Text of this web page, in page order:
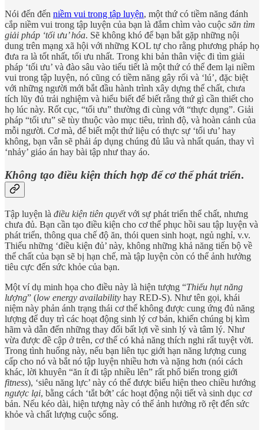
Nói đến đến niềm vui trong tập luyện, một thứ có tiềm năng đánh
cắp niềm vui trong tập luyện của bạn là đắm chìm vào cuộc săn tìm
giải pháp ‘tối ưu’ hóa. Sẽ không khó để bạn bắt gặp những nội
dung trên mạng xã hội với những KOL tự cho rằng phương pháp họ
đưa ra là tốt nhất, tối ưu nhất. Trong khi bản thân việc đi tìm giải
pháp ‘tối ưu’ và đào sâu vào tiểu tiết là một thứ có thể đem lại niềm
vui trong tập luyện, nó cũng có tiềm năng gây rối và ‘lú’, đặc biệt
với những người mới bắt đầu hành trình xây dựng thể chất, chưa
tích lũy đủ trải nghiệm và hiểu biết để biết rằng thứ gì cần thiết cho
họ lúc này. Rốt cục, “tối ưu” thường đi cùng với “thực dụng”. Giải
pháp “tối ưu” sẽ tùy thuộc vào mục tiêu, trình độ, và hoàn cảnh của
mỗi người. Cơ mà, để biết một thứ liệu có thực sự ‘tối ưu’ hay
không, bạn vẫn sẽ phải áp dụng chúng đủ lâu và nhất quán, thay vì
‘nhảy’ giáo án hay bài tập như thay áo.
Không tạo điều kiện thích hợp để cơ thể phát triển.
Tập luyện là điều kiện tiên quyếtvới sự phát triển thể chất, nhưng
chưa đủ. Bạn cần tạo điều kiện cho cơ thể phục hồi sau tập luyện và
phát triển, thông qua chế độ ăn, thói quen sinh hoạt, ngủ nghỉ, v.v.
Thiếu những ‘điều kiện đủ’ này, không những khả năng tiến bộ về
thể chất của bạn sẽ bị hạn chế, mà tập luyện còn có thể ảnh hưởng
tiêu cực đến sức khỏe của bạn.
Một ví dụ minh họa cho điều này là hiện tượng “Thiếu hụt năng
lượng” (low energy availability hay RED-S). Như tên gọi, khái
niệm này phản ánh trạng thái cơ thể không được cung ứng đủ năng
lượng để duy trì các hoạt động sinh lý cơ bản, khiến chúng bị kìm
hãm và dẫn đến những thay đổi bất lợi về sinh lý và tâm lý. Như
vừa được đề cập ở trên, cơ thể có khả năng thích nghi rất tuyệt vời.
Trong tình huống này, nếu bạn liên tục giới hạn năng lượng cung
cấp cho nó và bắt nó tập luyện nhiều hơn và nặng hơn (nói cách
khác, lời khuyên “ăn ít đi tập nhiều lên” rất phổ biến trong giới
fitness), ‘siêu năng lực’ này có thể được biểu hiện theo chiều hướng
ngược lại, bằng cách ‘tắt bớt’ các hoạt động nội tiết và sinh dục cơ
bản. Nếu kéo dài, hiện tượng này có thể ảnh hưởng rõ rệt đến sức
khỏe và chất lượng cuộc sống.